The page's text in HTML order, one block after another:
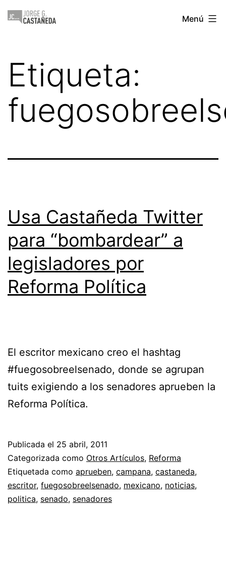
Saltar
Jorge
Menú
Etiqueta:
Usa Castañeda Twitter
para “bombardear” a
legisladores por
Reforma Política
El escritor mexicano creo el hashtag
#fuegosobreelsenado, donde se agrupan
tuits exigiendo a los senadores aprueben la
Reforma Política.
Publicada el 25 abril, 2011
Categorizada como Otros Artículos, Reforma
Etiquetada como aprueben, campana, castaneda,
escritor, fuegosobreelsenado, mexicano, noticias,
politica, senado, senadores